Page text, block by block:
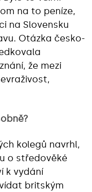
na to peníze,
na Slovensku
Otázka česko-
že mezi
kolegů navrhl,
o středověké
k vydání
britským